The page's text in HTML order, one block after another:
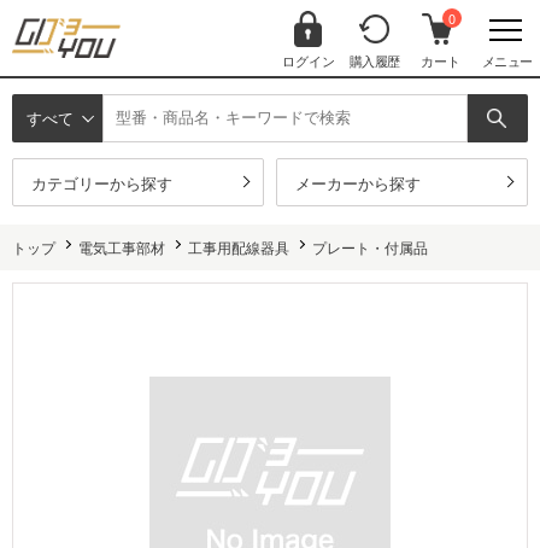
ログイン 購入履歴
0
カート メニュー
すべて
カテゴリーから探す メーカーから探す
トップ 電気工事部材 工事用配線器具 プレート・付属品